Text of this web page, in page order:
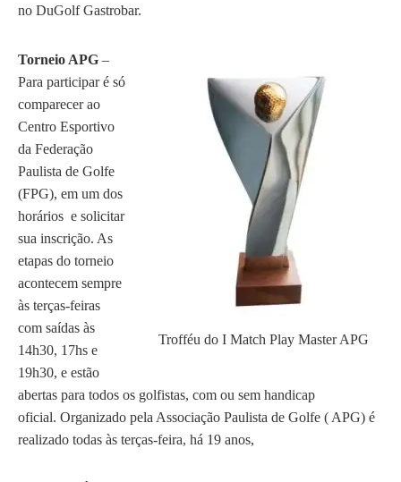
no DuGolf Gastrobar.
Trofféu do I Match Play Master APG
Torneio APG –
Para participar é só
comparecer ao
Centro Esportivo
da Federação
Paulista de Golfe
(FPG), em um dos
horários e solicitar
sua inscrição. As
etapas do torneio
acontecem sempre
às terças-feiras
com saídas às
14h30, 17hs e
19h30, e estão
abertas para todos os golfistas, com ou sem handicap
oficial. Organizado pela Associação Paulista de Golfe ( APG) é
realizado todas às terças-feira, há 19 anos,